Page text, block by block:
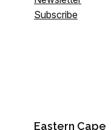
Subscribe
Eastern Cape